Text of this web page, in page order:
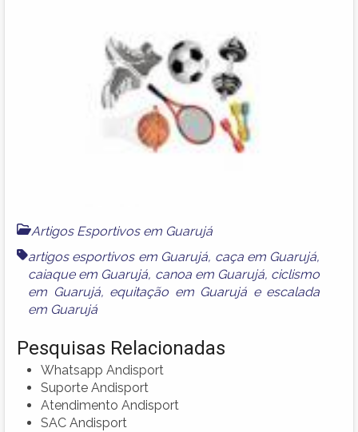
Artigos Esportivos em Guarujá
artigos esportivos em Guarujá, caça em Guarujá,
caiaque em Guarujá, canoa em Guarujá, ciclismo
em Guarujá, equitação em Guarujá e escalada
em Guarujá
Pesquisas Relacionadas
Whatsapp Andisport
Suporte Andisport
Atendimento Andisport
SAC Andisport